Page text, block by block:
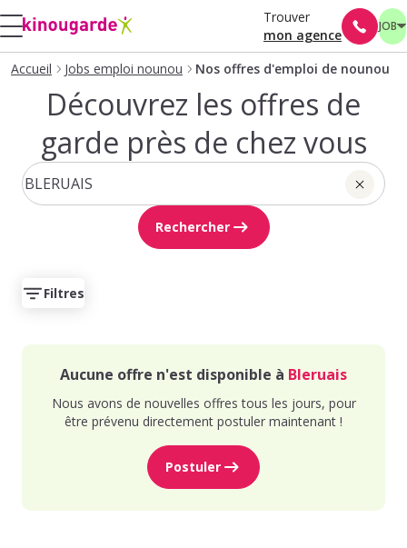
Trouver
mon agence
JOB
Accueil Jobs emploi nounou Nos offres d'emploi de nounou
Découvrez les offres de
garde près de chez vous
Rechercher
Filtres
Aucune offre n'est disponible à Bleruais
Nous avons de nouvelles offres tous les jours, pour
être prévenu directement postuler maintenant !
Postuler